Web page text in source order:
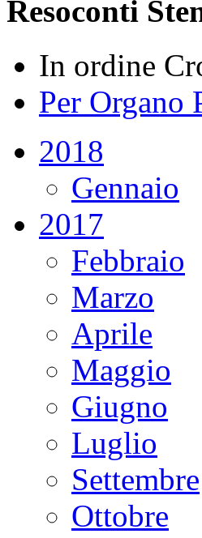
Resoconti
In ordine
Per Organo
2018
Gennaio
2017
Febbraio
Marzo
Aprile
Maggio
Giugno
Luglio
Settembre
Ottobre